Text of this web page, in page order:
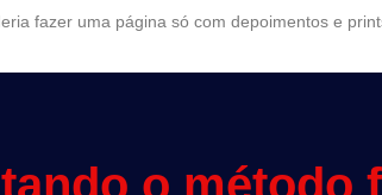
fazer uma página só com depoimentos e
o método